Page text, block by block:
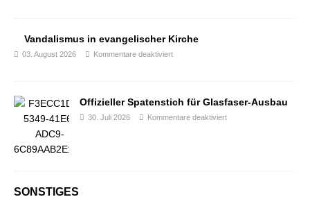
Vandalismus in evangelischer Kirche
03. August 2026 Kommentare deaktiviert
Offizieller Spatenstich für Glasfaser-Ausbau
30. Juli 2026 Kommentare deaktiviert
SONSTIGES